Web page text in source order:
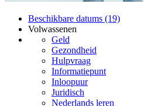
Beschikbare datums (19)
Volwassenen
Geld
Gezondheid
Hulpvraag
Informatiepunt
Inloopuur
Juridisch
Nederlands leren